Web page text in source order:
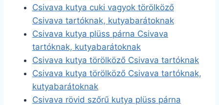
Csivava kutya cuki vagyok törölköző
Csivava tartóknak, kutyabarátoknak
Csivava kutya plüss párna Csivava
tartóknak, kutyabarátoknak
Csivava kutya törölköző Csivava tartóknak
Csivava kutya törölköző Csivava tartóknak,
kutyabarátoknak
Csivava rövid szőrű kutya plüss párna